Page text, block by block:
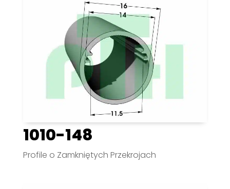
1010-148
Profile o Zamkniętych Przekrojach